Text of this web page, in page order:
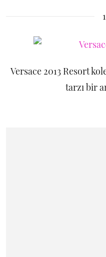
Versace 2013 Resort
tarzı bir